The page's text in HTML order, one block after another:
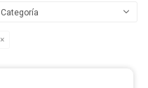
Categoría